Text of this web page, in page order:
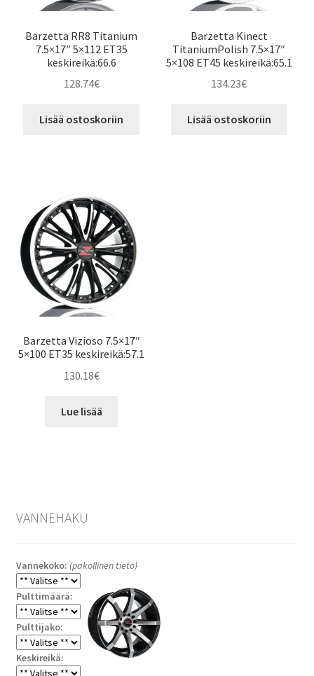
Barzetta RR8 Titanium
7.5×17″ 5×112 ET35
keskireikä:66.6
128.74€
Lisää ostoskoriin
Barzetta Kinect
TitaniumPolish 7.5×17″
5×108 ET45 keskireikä:65.1
134.23€
Lisää ostoskoriin
Barzetta Vizioso 7.5×17″
5×100 ET35 keskireikä:57.1
130.18€
Lue lisää
VANNEHAKU
Vannekoko: (pakollinen tieto)
Pulttimäärä:
Pulttijako:
Keskireikä: